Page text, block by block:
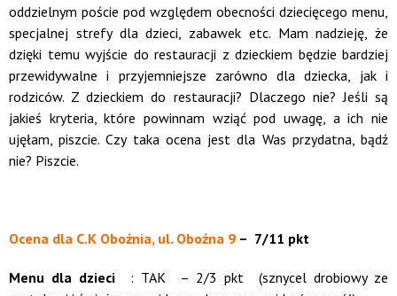
oddzielnym poście pod względem obecności dziecięcego menu,
specjalnej strefy dla dzieci, zabawek etc. Mam nadzieję, że
dzięki temu wyjście do restauracji z dzieckiem będzie bardziej
przewidywalne i przyjemniejsze zarówno dla dziecka, jak i
rodziców. Z dzieckiem do restauracji? Dlaczego nie? Jeśli są
jakieś kryteria, które powinnam wziąć pod uwagę, a ich nie
ujęłam, piszcie. Czy taka ocena jest dla Was przydatna, bądź
nie? Piszcie.
Ocena dla C.K Oboźnia, ul. Oboźna 9 – 7/11 pkt
Menu dla dzieci : TAK – 2/3 pkt (sznycel drobiowy ze